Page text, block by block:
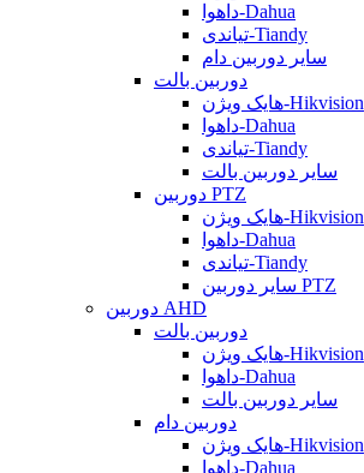
داهوا-Dahua
تیاندی-Tiandy
سایر دوربین دام
دوربین بالت
هایک ویژن-Hikvision
داهوا-Dahua
تیاندی-Tiandy
سایر دوربین بالت
دوربین PTZ
هایک ویژن-Hikvision
داهوا-Dahua
تیاندی-Tiandy
سایر دوربین PTZ
دوربین AHD
دوربین بالت
هایک ویژن-Hikvision
داهوا-Dahua
سایر دوربین بالت
دوربین دام
هایک ویژن-Hikvision
داهوا-Dahua